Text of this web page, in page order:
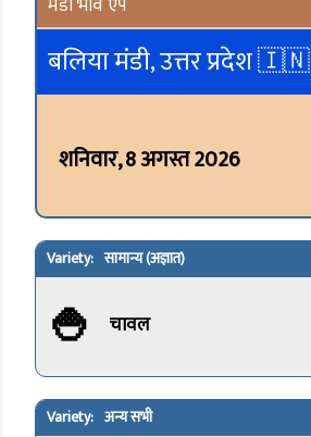
बलिया मंडी, उत्तर प्रदेश 🇮🇳
शनिवार, 8 अगस्त 2026
सामान्य (अज्ञात)
🍚 चावल
अन्य सभी